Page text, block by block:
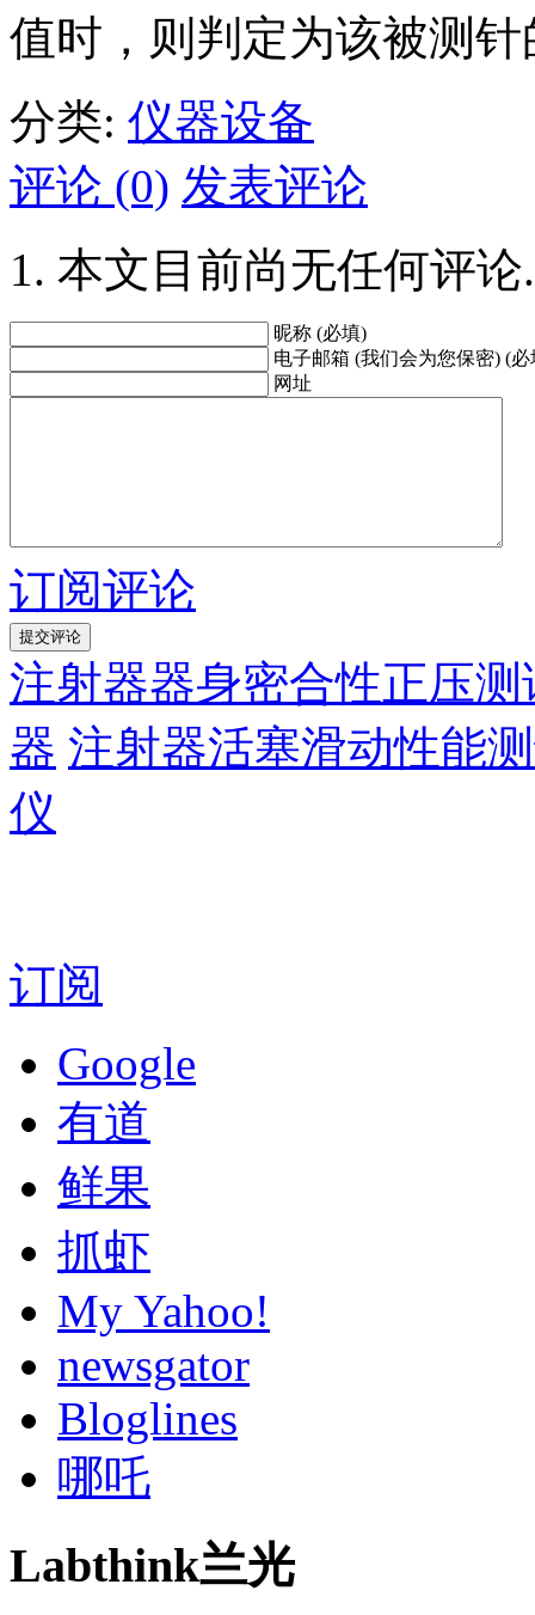
值时，则判定为该被测
分类: 仪器设备
评论 (0) 发表评论
本文目前尚无任何评论.
昵称 (必填)
电子邮箱 (我们会为您保密) (必
网址
订阅评论
注射器器身密合性正压
器 注射器活塞滑动性能
仪
订阅
Google
有道
鲜果
抓虾
My Yahoo!
newsgator
Bloglines
哪吒
Labthink兰光